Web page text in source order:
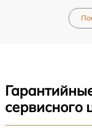
сервисного